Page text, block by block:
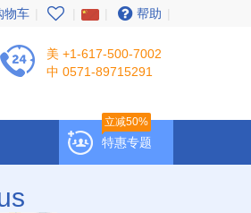
物车 帮助
美 +1-617-500-7002
中 0571-89715291
特惠专题
立减50%